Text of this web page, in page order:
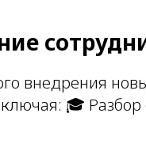
внедрения
🎓